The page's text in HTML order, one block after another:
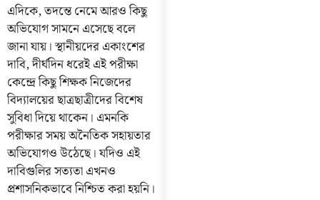
এদিকে, তদন্তে নেমে আরও কিছু
অভিযোগ সামনে এসেছে বলে
জানা যায়। স্থানীয়দের একাংশের
দাবি, দীর্ঘদিন ধরেই এই পরীক্ষা
কেন্দ্রে কিছু শিক্ষক নিজেদের
বিদ্যালয়ের ছাত্রছাত্রীদের বিশেষ
সুবিধা দিয়ে থাকেন। এমনকি
পরীক্ষার সময় অনৈতিক সহায়তার
অভিযোগও উঠেছে। যদিও এই
দাবিগুলির সত্যতা এখনও
প্রশাসনিকভাবে নিশ্চিত করা হয়নি।